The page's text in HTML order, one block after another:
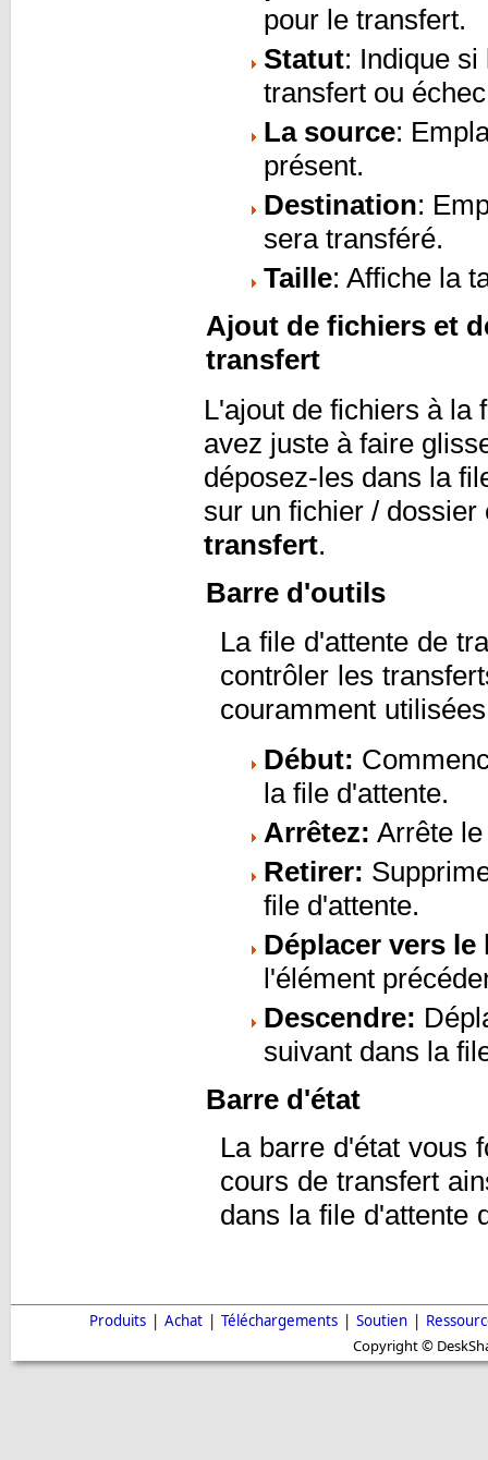
pour le transfert.
Statut: Indique
transfert ou
La source:
présent.
Destination:
sera transféré.
Taille: Affiche la
Ajout de fichiers et
transfert
L'ajout de fichiers à la
avez juste à faire
déposez-les dans la
sur un fichier /
transfert.
Barre d'outils
La file d'attente de
contrôler les
couramment
Début:
la file d'attente.
Arrêtez: Arrête
Retirer:
file d'attente.
Déplacer vers le
l'élément
Descendre:
suivant dans la
Barre d'état
La barre d'état vous
cours de transfert
dans la file d'attente
Produits | Achat | Téléchargements | Soutien |
Copyright ©